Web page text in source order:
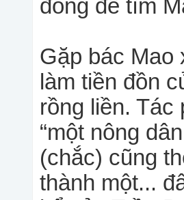
đóng để tìm
Gặp bác Mao
làm tiền đồn
rồng liền. Tác
“một nông
(chắc) cũng
thành một...